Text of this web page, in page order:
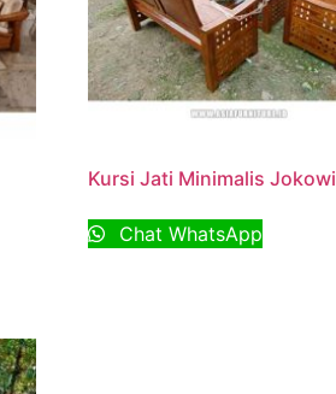
Kursi Jati Minimalis Jokowi
Chat WhatsApp